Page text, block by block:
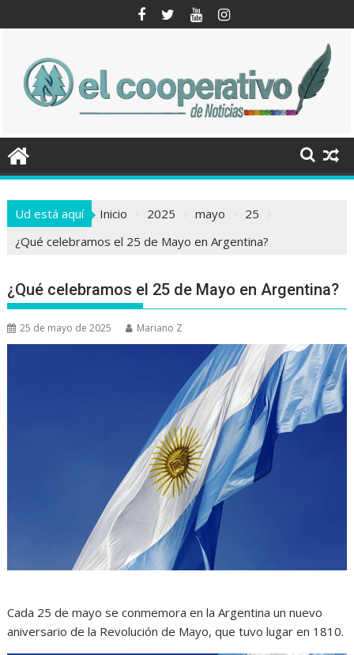
al
Ud está aquí Inicio 2025 mayo
25
¿Qué celebramos el 25 de Mayo en Argentina?
¿Qué celebramos el 25 de Mayo en Argentina?
25 de mayo de 2025 Mariano Z
Cada 25 de mayo se conmemora en la Argentina un nuevo
aniversario de la Revolución de Mayo, que tuvo lugar en 1810.